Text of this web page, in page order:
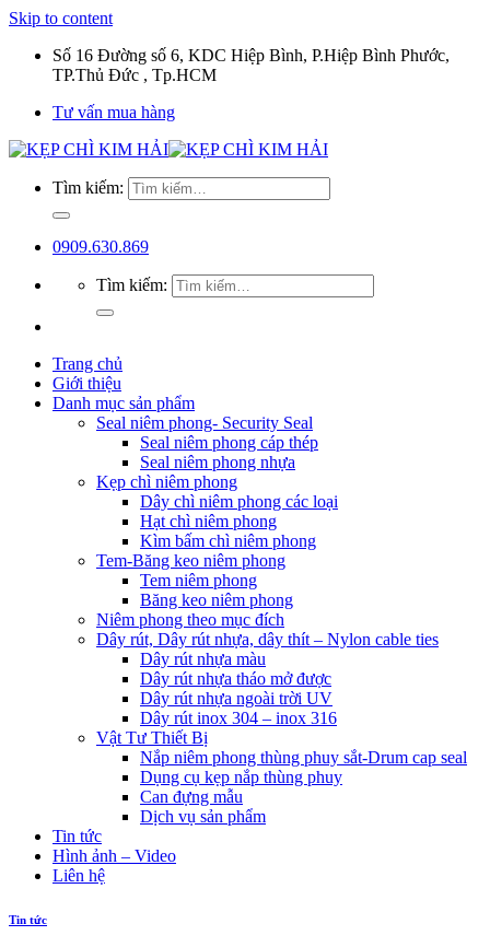
Skip to content
Số 16 Đường số 6, KDC Hiệp Bình, P.Hiệp Bình Phước,
TP.Thủ Đức , Tp.HCM
Tư vấn mua hàng
Tìm kiếm:
0909.630.869
Tìm kiếm:
Trang chủ
Giới thiệu
Danh mục sản phẩm
Seal niêm phong- Security Seal
Seal niêm phong cáp thép
Seal niêm phong nhựa
Kẹp chì niêm phong
Dây chì niêm phong các loại
Hạt chì niêm phong
Kìm bấm chì niêm phong
Tem-Băng keo niêm phong
Tem niêm phong
Băng keo niêm phong
Niêm phong theo mục đích
Dây rút, Dây rút nhựa, dây thít – Nylon cable ties
Dây rút nhựa màu
Dây rút nhựa tháo mở được
Dây rút nhựa ngoài trời UV
Dây rút inox 304 – inox 316
Vật Tư Thiết Bị
Nắp niêm phong thùng phuy sắt-Drum cap seal
Dụng cụ kẹp nắp thùng phuy
Can đựng mẫu
Dịch vụ sản phẩm
Tin tức
Hình ảnh – Video
Liên hệ
Tin tức